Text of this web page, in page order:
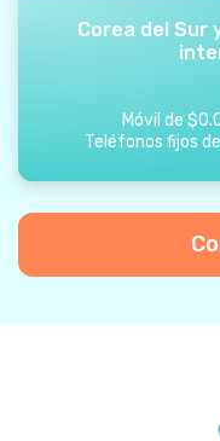
Corea del Sur
Móvil de $
Teléfonos fijos de